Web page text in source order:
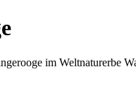
im Weltnaturerbe